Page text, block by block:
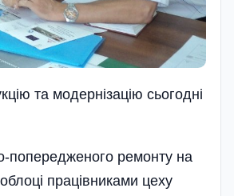
та модернізацію сьогодні
попередженого ремонту на
працівниками цеху